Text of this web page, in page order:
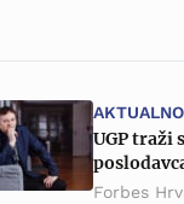
AKTUALNO
UGP traži
Forbes